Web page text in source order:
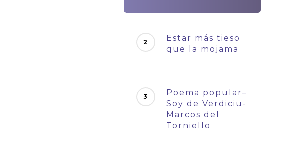
Estar más tieso
que la mojama
Poema popular–
Soy de Verdiciu-
Marcos del
Torniello